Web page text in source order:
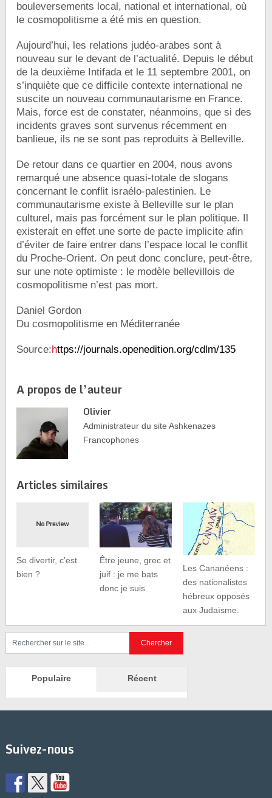
bouleversements local, national et international, où
le cosmopolitisme a été mis en question.
Aujourd’hui, les relations judéo-arabes sont à
nouveau sur le devant de l’actualité. Depuis le début
de la deuxième Intifada et le 11 septembre 2001, on
s’inquiète que ce difficile contexte international ne
suscite un nouveau communautarisme en France.
Mais, force est de constater, néanmoins, que si des
incidents graves sont survenus récemment en
banlieue, ils ne se sont pas reproduits à Belleville.
De retour dans ce quartier en 2004, nous avons
remarqué une absence quasi-totale de slogans
concernant le conflit israélo-palestinien. Le
communautarisme existe à Belleville sur le plan
culturel, mais pas forcément sur le plan politique. Il
existerait en effet une sorte de pacte implicite afin
d’éviter de faire entrer dans l’espace local le conflit
du Proche-Orient. On peut donc conclure, peut-être,
sur une note optimiste : le modèle bellevillois de
cosmopolitisme n’est pas mort.
Daniel Gordon
Du cosmopolitisme en Méditerranée
Source:https://journals.openedition.org/cdlm/135
A propos de l’auteur
Olivier
Administrateur du site Ashkenazes
Francophones
Articles similaires
Se divertir, c’est
bien ?
Être jeune, grec et
juif : je me bats
donc je suis
Les Cananéens :
des nationalistes
hébreux opposés
aux Judaïsme.
Populaire Récent
Suivez-nous